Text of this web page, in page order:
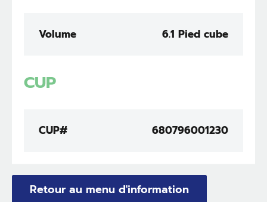
Volume 6.1 Pied cube
CUP
CUP# 680796001230
Retour au menu d'information